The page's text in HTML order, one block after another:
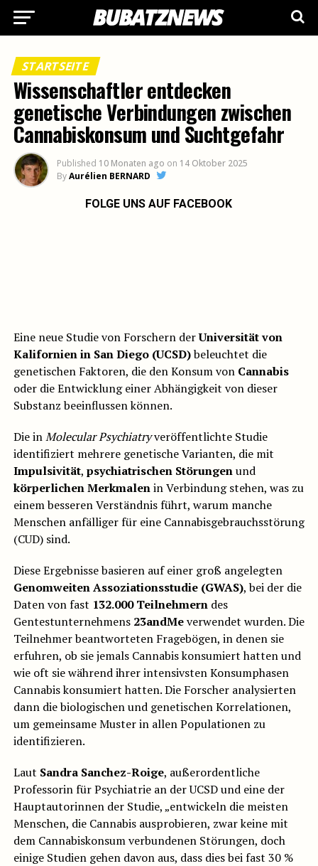
STARTSEITE
Wissenschaftler entdecken
genetische Verbindungen zwischen
Cannabiskonsum und Suchtgefahr
Published 10 Monaten ago on 14 Oktober 2025
ByAurélien BERNARD
FOLGE UNS AUF FACEBOOK
Eine neue Studie von Forschern derUniversität von
Kalifornien in San Diego (UCSD)beleuchtet die
genetischen Faktoren, die den Konsum von Cannabis
oder die Entwicklung einer Abhängigkeit von dieser
Substanz beeinflussen können.
Die inMolecular Psychiatryveröffentlichte Studie
identifiziert mehrere genetische Varianten, die mit
Impulsivität, psychiatrischen Störungenund
körperlichen Merkmalenin Verbindung stehen, was zu
einem besseren Verständnis führt, warum manche
Menschen anfälliger für eine Cannabisgebrauchsstörung
(CUD) sind.
Diese Ergebnisse basieren auf einer groß angelegten
Genomweiten Assoziationsstudie (GWAS), bei der die
Daten von fast 132.000 Teilnehmerndes
Gentestunternehmens 23andMeverwendet wurden. Die
Teilnehmer beantworteten Fragebögen, in denen sie
erfuhren, ob sie jemals Cannabis konsumiert hatten und
wie oft sie während ihrer intensivsten Konsumphasen
Cannabis konsumiert hatten. Die Forscher analysierten
dann die biologischen und genetischen Korrelationen,
um gemeinsame Muster in allen Populationen zu
identifizieren.
Laut Sandra Sanchez-Roige, außerordentliche
Professorin für Psychiatrie an der UCSD und eine der
Hauptautorinnen der Studie, „entwickeln die meisten
Menschen, die Cannabis ausprobieren, zwar keine mit
dem Cannabiskonsum verbundenen Störungen, doch
einige Studien gehen davon aus, dass dies bei fast 30 %